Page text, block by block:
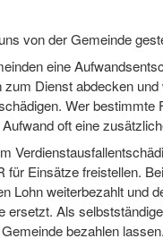
von der Gemeinde
eine
Dienst abdecken
Wer bestimmte
oft eine
für Einsätze freistellen.
Lohn weiterbezahlt und
ersetzt. Als
bezahlen lassen.